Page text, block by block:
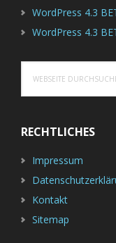
WordPress 4.3
WordPress 4.3
durchsuchen
RECHTLICHES
Impressum
Kontakt
Sitemap